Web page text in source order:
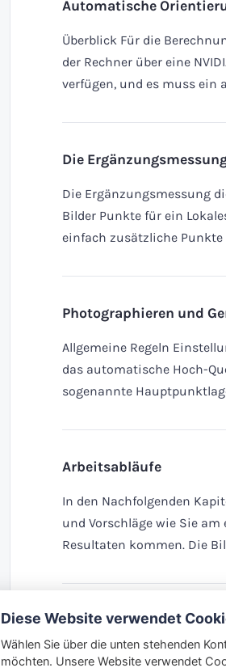
Automatische
Überblick Für die
der Rechner über eine
verfügen, und es muss ein
Die
Die Ergänzungsmessung
Bilder Punkte für ein
einfach zusätzliche Punkte
Photographieren und
Allgemeine Regeln
das automatische Hoch-
sogenannte
Arbeitsabläufe
In den Nachfolgenden
und Vorschläge wie Sie
Resultaten kommen. Die
ELCOVISION 10
Hier finden Sie die aktuelle
Diese Website verwendet
Wählen Sie über die unten stehenden
möchten. Unsere Website verwendet